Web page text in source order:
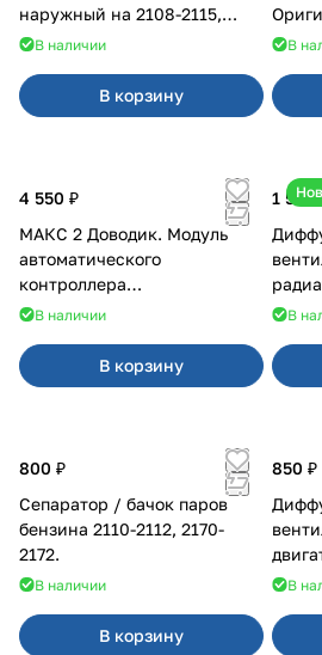
наружный на 2108-2115,
2110-2112
В наличии
В корзину
В
4 550 ₽
МАКС 2 Доводик. Модуль
автоматического
контроллера
стеклоподъемников для
В наличии
В корзину
1 500
В
800 ₽
Сепаратор / бачок паров
бензина 2110-2112, 2170-
2172.
В наличии
В корзину
850 ₽
В